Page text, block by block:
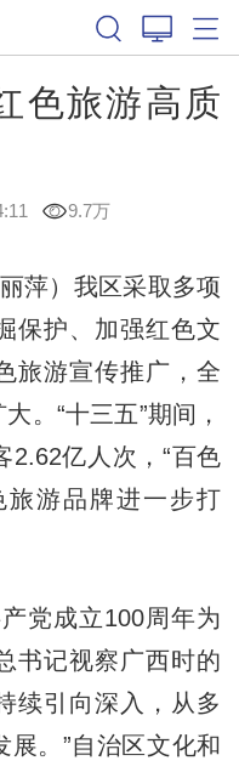
色旅游高质
9.7万
）我区采取多项
保护、加强红色文
旅游宣传推广，全
。“十三五”期间，
2.62亿人次，“百色
旅游品牌进一步打
党成立100周年为
书记视察广西时的
续引向深入，从多
。”自治区文化和